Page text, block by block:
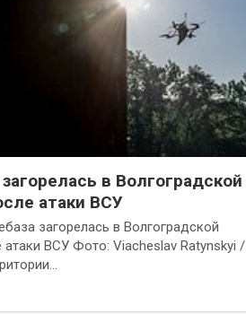
в Волгоградской
атаки ВСУ
загорелась в Волгоградской
атаки ВСУ Фото: Viacheslav Ratynskyi /